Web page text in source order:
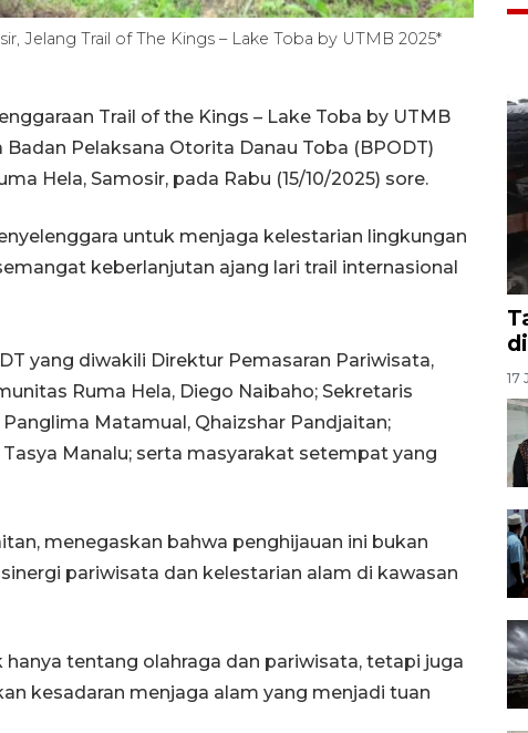
Jelang Trail of The Kings – Lake Toba by UTMB 2025*
Trail of the Kings – Lake Toba by UTMB
Pelaksana Otorita Danau Toba (BPODT)
Hela, Samosir, pada Rabu (15/10/2025) sore.
untuk menjaga kelestarian lingkungan
keberlanjutan ajang lari trail internasional
yang diwakili Direktur Pemasaran Pariwisata,
Ruma Hela, Diego Naibaho; Sekretaris
Matamual, Qhaizshar Pandjaitan;
Manalu; serta masyarakat setempat yang
menegaskan bahwa penghijauan ini bukan
pariwisata dan kelestarian alam di kawasan
hanya tentang olahraga dan pariwisata, tetapi juga
kesadaran menjaga alam yang menjadi tuan
17